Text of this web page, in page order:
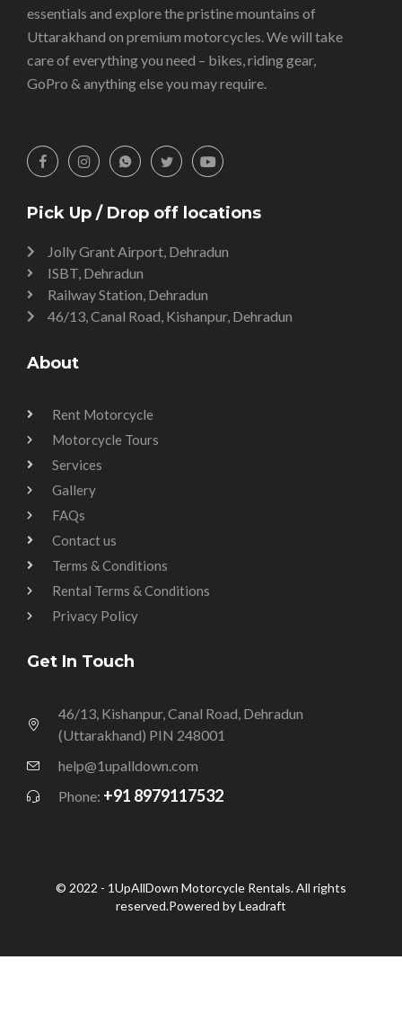
essentials and explore the pristine mountains of
Uttarakhand on premium motorcycles. We will take
care of everything you need – bikes, riding gear,
GoPro & anything else you may require.
Pick Up / Drop off locations
Jolly Grant Airport, Dehradun
ISBT, Dehradun
Railway Station, Dehradun
46/13, Canal Road, Kishanpur, Dehradun
About
Rent Motorcycle
Motorcycle Tours
Services
Gallery
FAQs
Contact us
Terms & Conditions
Rental Terms & Conditions
Privacy Policy
Get In Touch
46/13, Kishanpur, Canal Road, Dehradun
(Uttarakhand) PIN 248001
help@1upalldown.com
Phone: +91 8979117532
© 2022 - 1UpAllDown Motorcycle Rentals. All rights
reserved.Powered by Leadraft